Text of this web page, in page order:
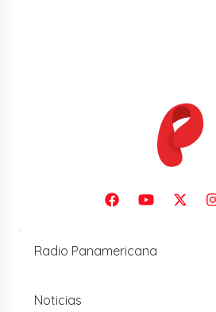
Radio Panamericana
Noticias